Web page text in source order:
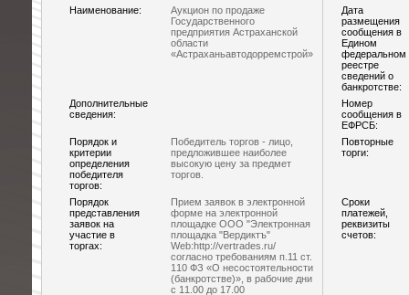
Наименование:
Аукцион по продаже
Государственного
предприятия Астраханской
области
«Астраханьавтодорремстрой»
Дата
размещения
сообщения в
Едином
федеральном
реестре
сведений о
банкротстве:
Дополнительные
сведения:
Номер
сообщения в
ЕФРСБ:
Порядок и
критерии
определения
победителя
торгов:
Победитель торгов - лицо,
предложившее наиболее
высокую цену за предмет
торгов.
Повторные
торги:
Порядок
представления
заявок на
участие в
торгах:
Прием заявок в электронной
форме на электронной
площадке ООО "Электронная
площадка "Вердиктъ"
Web:http://vertrades.ru/
согласно требованиям п.11 ст.
110 ФЗ «О несостоятельности
(банкротстве)», в рабочие дни
с 11.00 до 17.00
Сроки
платежей,
реквизиты
счетов: